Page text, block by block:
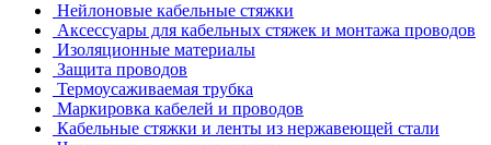
Нейлоновые кабельные стяжки
Аксессуары для кабельных стяжек и монтажа проводов
Изоляционные материалы
Защита проводов
Термоусаживаемая трубка
Маркировка кабелей и проводов
Кабельные стяжки и ленты из нержавеющей стали